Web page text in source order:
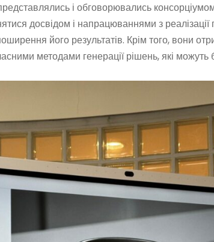
і обговорювались
досвідом і напрацюваннями з реалізації
його результатів. Крім того, вони
методами генерації рішень, які можуть